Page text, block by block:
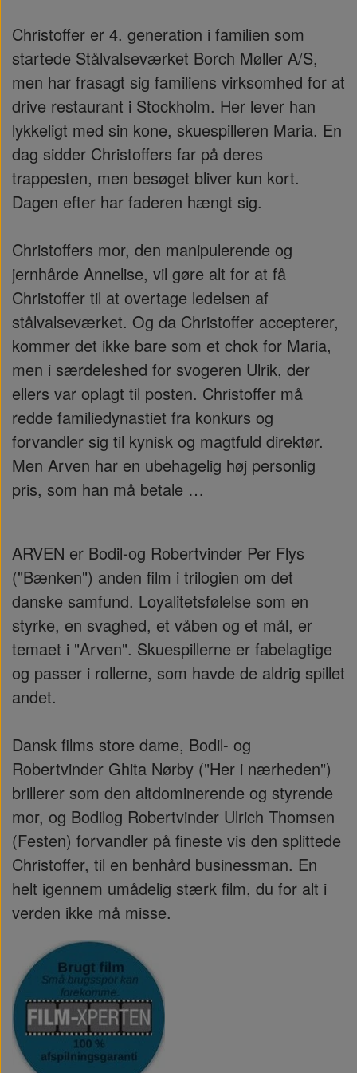
Christoffer er 4. generation i familien som
startede Stålvalseværket Borch Møller A/S,
men har frasagt sig familiens virksomhed for at
drive restaurant i Stockholm. Her lever han
lykkeligt med sin kone, skuespilleren Maria. En
dag sidder Christoffers far på deres
trappesten, men besøget bliver kun kort.
Dagen efter har faderen hængt sig.
Christoffers mor, den manipulerende og
jernhårde Annelise, vil gøre alt for at få
Christoffer til at overtage ledelsen af
stålvalseværket. Og da Christoffer accepterer,
kommer det ikke bare som et chok for Maria,
men i særdeleshed for svogeren Ulrik, der
ellers var oplagt til posten. Christoffer må
redde familiedynastiet fra konkurs og
forvandler sig til kynisk og magtfuld direktør.
Men Arven har en ubehagelig høj personlig
pris, som han må betale …
ARVEN er Bodil-og Robertvinder Per Flys
("Bænken") anden film i trilogien om det
danske samfund. Loyalitetsfølelse som en
styrke, en svaghed, et våben og et mål, er
temaet i "Arven". Skuespillerne er fabelagtige
og passer i rollerne, som havde de aldrig spillet
andet.
Dansk films store dame, Bodil- og
Robertvinder Ghita Nørby ("Her i nærheden")
brillerer som den altdominerende og styrende
mor, og Bodilog Robertvinder Ulrich Thomsen
(Festen) forvandler på fineste vis den splittede
Christoffer, til en benhård businessman. En
helt igennem umådelig stærk film, du for alt i
verden ikke må misse.